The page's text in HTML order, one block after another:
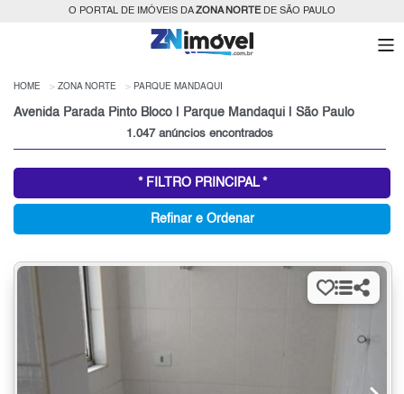
O PORTAL DE IMÓVEIS DAZONA NORTEDE SÃO PAULO
HOME ZONA NORTE PARQUE MANDAQUI
Avenida Parada Pinto Bloco | Parque Mandaqui | São Paulo
1.047 anúncios encontrados
* FILTRO PRINCIPAL *
Refinar e Ordenar